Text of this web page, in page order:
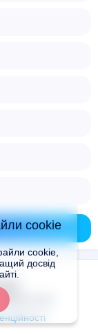
cookie
cookie,
досвід